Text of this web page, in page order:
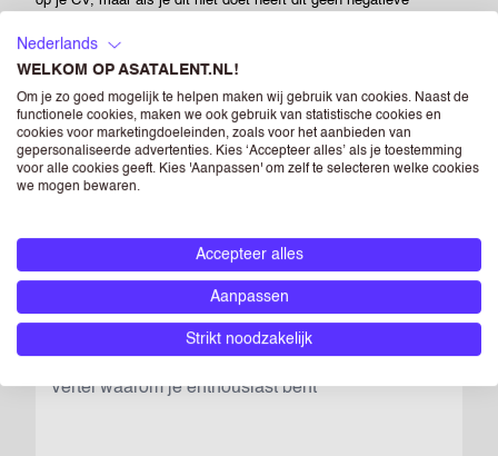
verstrekken aan (potentiële) opdrachtgevers.
LINKEDIN(OPTIONEEL)
Voer de URL van jouw openbare LinkedIn-profiel in. Log gewoon in
op jouw Linkedin-profiel en zoek naar de URL bovenaan jouw
(OPTIONEEL)
Nederlands
WELKOM OP ASATALENT.NL!
Om je zo goed mogelijk te helpen maken wij gebruik van cookies. Naast de
functionele cookies, maken we ook gebruik van statistische cookies en
cookies voor marketingdoeleinden, zoals voor het aanbieden van
gepersonaliseerde advertenties. Kies ‘Accepteer alles’ als je toestemming
voor alle cookies geeft. Kies 'Aanpassen' om zelf te selecteren welke cookies
we mogen bewaren.
Accepteer alles
Aanpassen
Strikt noodzakelijk